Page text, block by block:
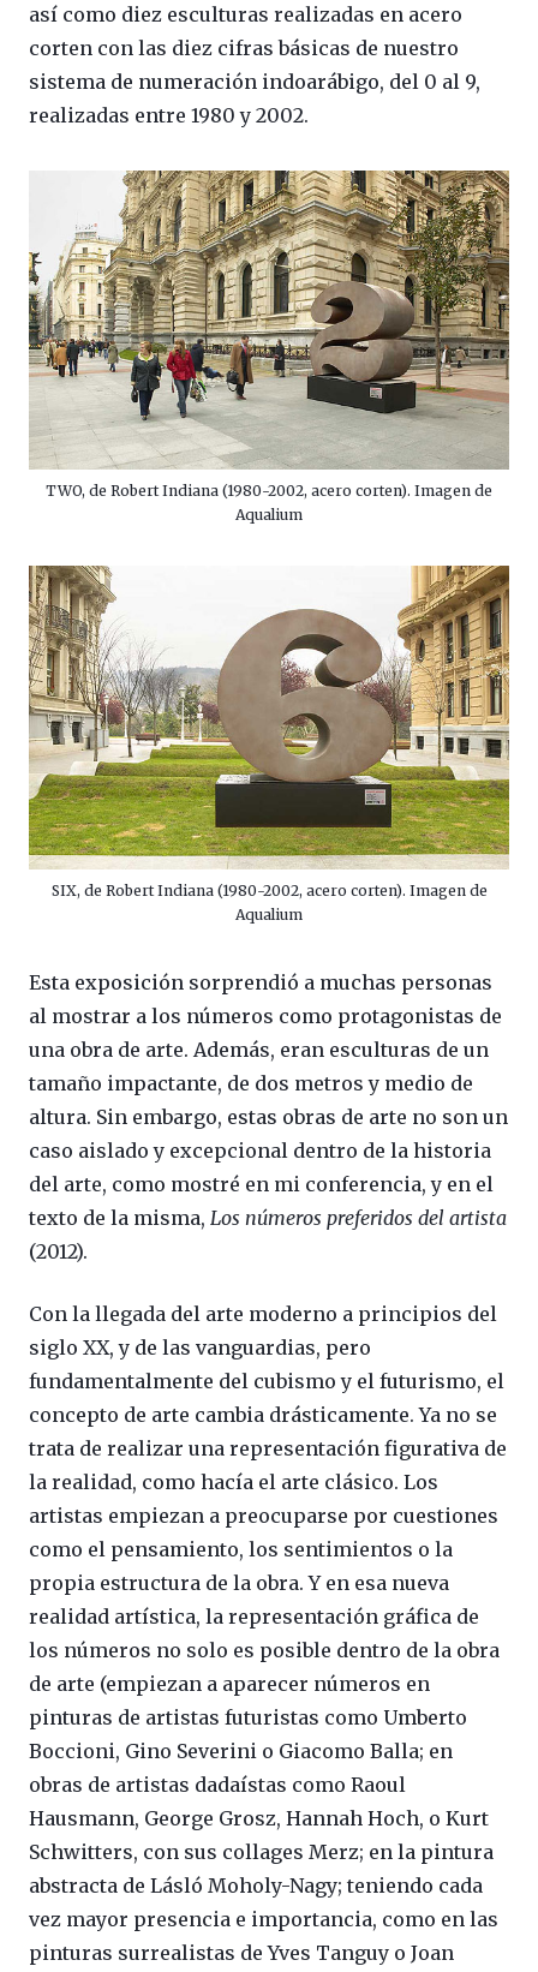
así como diez esculturas realizadas en acero
corten con las diez cifras básicas de nuestro
sistema de numeración indoarábigo, del 0 al 9,
realizadas entre 1980 y 2002.
TWO, de Robert Indiana (1980-2002, acero corten). Imagen de
Aqualium
SIX, de Robert Indiana (1980-2002, acero corten). Imagen de
Aqualium
Esta exposición sorprendió a muchas personas
al mostrar a los números como protagonistas de
una obra de arte. Además, eran esculturas de un
tamaño impactante, de dos metros y medio de
altura. Sin embargo, estas obras de arte no son un
caso aislado y excepcional dentro de la historia
del arte, como mostré en mi conferencia, y en el
texto de la misma, Los números preferidos del artista
(2012).
Con la llegada del arte moderno a principios del
siglo XX, y de las vanguardias, pero
fundamentalmente del cubismo y el futurismo, el
concepto de arte cambia drásticamente. Ya no se
trata de realizar una representación figurativa de
la realidad, como hacía el arte clásico. Los
artistas empiezan a preocuparse por cuestiones
como el pensamiento, los sentimientos o la
propia estructura de la obra. Y en esa nueva
realidad artística, la representación gráfica de
los números no solo es posible dentro de la obra
de arte (empiezan a aparecer números en
pinturas de artistas futuristas como Umberto
Boccioni, Gino Severini o Giacomo Balla; en
obras de artistas dadaístas como Raoul
Hausmann, George Grosz, Hannah Hoch, o Kurt
Schwitters, con sus collages Merz; en la pintura
abstracta de Lásló Moholy-Nagy; teniendo cada
vez mayor presencia e importancia, como en las
pinturas surrealistas de Yves Tanguy o Joan